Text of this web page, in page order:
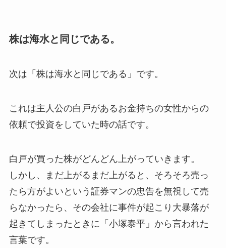
株は海水と同じである。
次は「株は海水と同じである」です。
これは主人公の白戸があるお金持ちの女性からの
依頼で投資をしていた時の話です。
白戸が買った株がどんどん上がっていきます。
しかし、まだ上がるまだ上がると、そろそろ売っ
たら方がよいという証券マンの忠告を無視して売
らなかったら、その会社に事件が起こり大暴落が
起きてしまったときに「小塚泰平」から言われた
言葉です。